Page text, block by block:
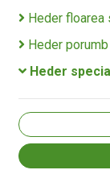
Heder floarea
Heder porumb
Heder